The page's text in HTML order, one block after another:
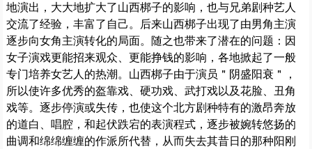
地演出，大大地扩大了山西梆子的影响，也与兄弟剧种艺人
交流了经验，丰富了自己。后来山西梆子出现了由男角主演
逐步向女角主演转化的局面。随之也带来了潜在的问题：因
女子演戏更能招来观众、更能挣钱的影响，各地掀起了一般
专门培养女艺人的热潮。山西梆子由于演员＂阴盛阳衰＂，
所以使许多优秀的盔靠戏、硬功戏、武打戏以及花脸、丑角
戏等。逐步停演或失传，也使这个北方剧种特有的激昂奔放
的道白、唱腔，和起伏跌宕的表演程式，逐步被婉转悠扬的
曲调和绵绵缠缠的作派所代替，从而失去其昔日的那种阳刚